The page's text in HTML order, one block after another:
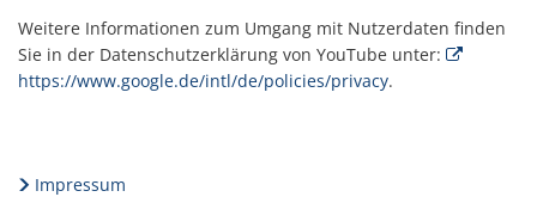
Weitere Informationen zum Umgang mit Nutzerdaten finden
Sie in der Datenschutzerklärung von YouTube unter:
https://www.google.de/intl/de/policies/privacy.
Impressum